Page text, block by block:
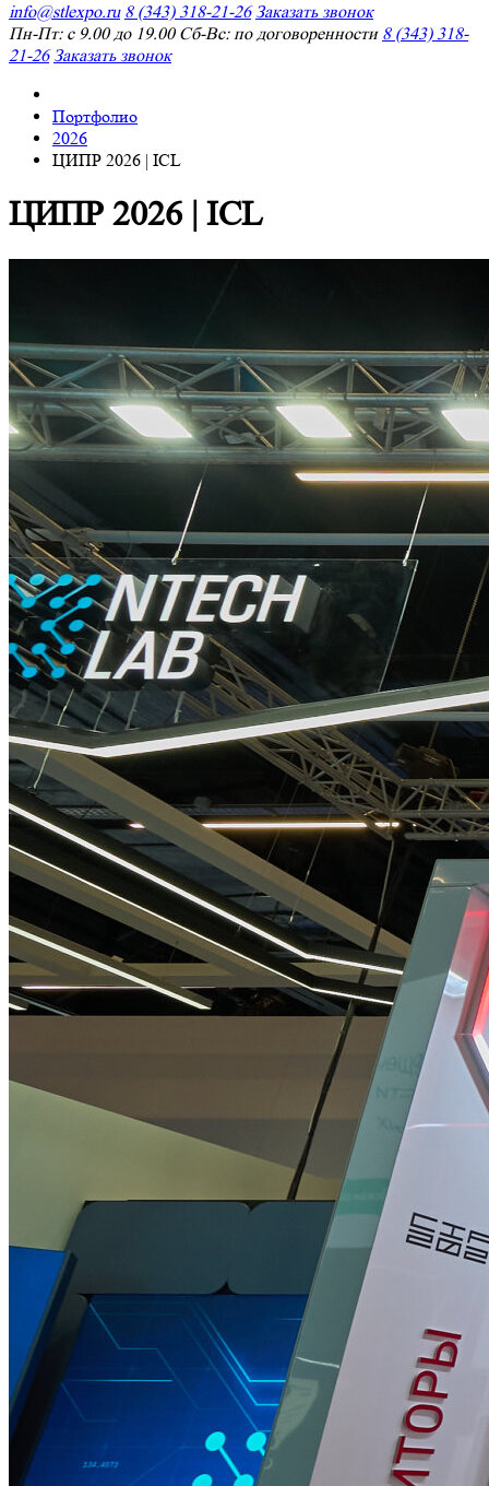
info@stlexpo.ru 8 (343) 318-21-26 Заказать звонок
Пн-Пт: с 9.00 до 19.00 Сб-Вс: по договоренности 8 (343) 318-
21-26 Заказать звонок
Портфолио
2026
ЦИПР 2026 | ICL
ЦИПР 2026 | ICL